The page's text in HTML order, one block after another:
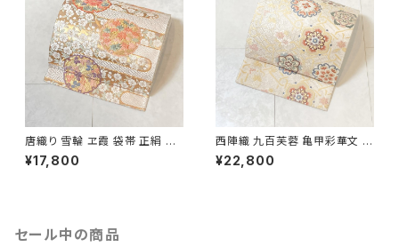
唐織り 雪輪 ヱ霞 袋帯 正絹 金
糸 白 ピンク 水色 紫 パステルカ
ラー 531
¥17,800
西陣織 九百芙蓉 亀甲彩華文 唐
織り 袋帯 正絹 金糸 クリーム色
白 667
¥22,800
セール中の商品